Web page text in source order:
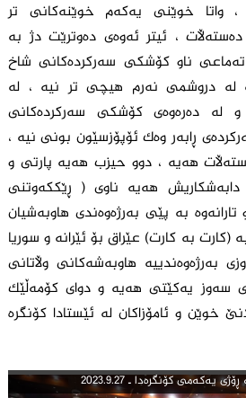
، واتا خوێنی یەکەم خوێنەکانی تر
، ئیتر ئەوەی دەوترێت دژ بە
ناو کۆشکی سەرکردەکانی شاخ
لە دروشمی نەرم هیچی تر نیە ، لە
و لە دەرەوەی کۆشکی سەرکردەکانی
ڕابەر وەک ئۆپۆزسێون بونی نیە ،
هەیە ، دوو حیزب هەیە پارتی و
هەیە ناوی ( ڕێککەوتنی
تارانەوە بە پێی بەرژەوەندی هاوبەشیان
(کارت بە کارت) عێراق بۆ ئێرانە و سوریا
بەرژەوەندییە هاوبەشەکانی وڵاتانی
سەوز یەکێتی هەیە و دوای کۆمەڵێک
خوێن و ئامۆزاکان لە ئێستادا کۆنگرە
كۆنگره‌دا ـ 2023.9.27